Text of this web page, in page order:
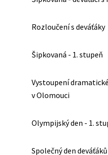
Rozloučení s deváťáky
Šipkovaná - 1. stupeň
Vystoupení
v Olomouci
Olympijský den - 1.
Společný den